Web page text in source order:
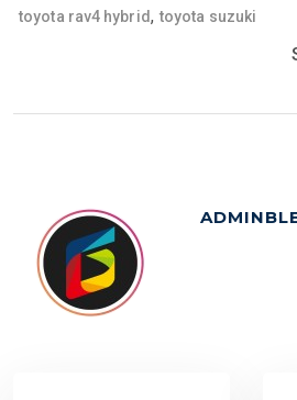
toyota rav4 hybrid, toyota suzuki